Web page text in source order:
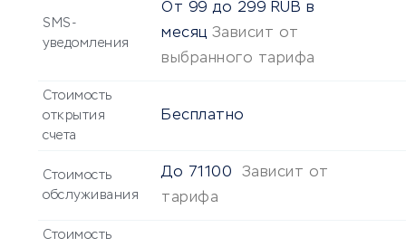
SMS-
уведомления
От 99 до 299 RUB в
месяц Зависит от
выбранного тарифа
Стоимость
открытия
счета
Бесплатно
Стоимость
обслуживания
До 71100
Зависит от
тарифа
Стоимость